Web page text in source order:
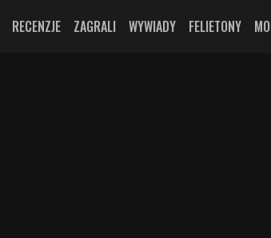
RECENZJE ZAGRALI WYWIADY FELIETONY